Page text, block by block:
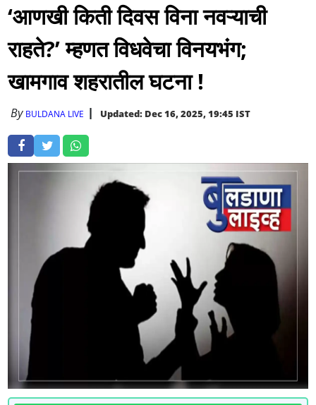
‘आणखी किती दिवस विना नवऱ्याची
राहते?’ म्हणत विधवेचा विनयभंग;
खामगाव शहरातील घटना !
By BULDANA LIVE Updated: Dec 16, 2025, 19:45 IST